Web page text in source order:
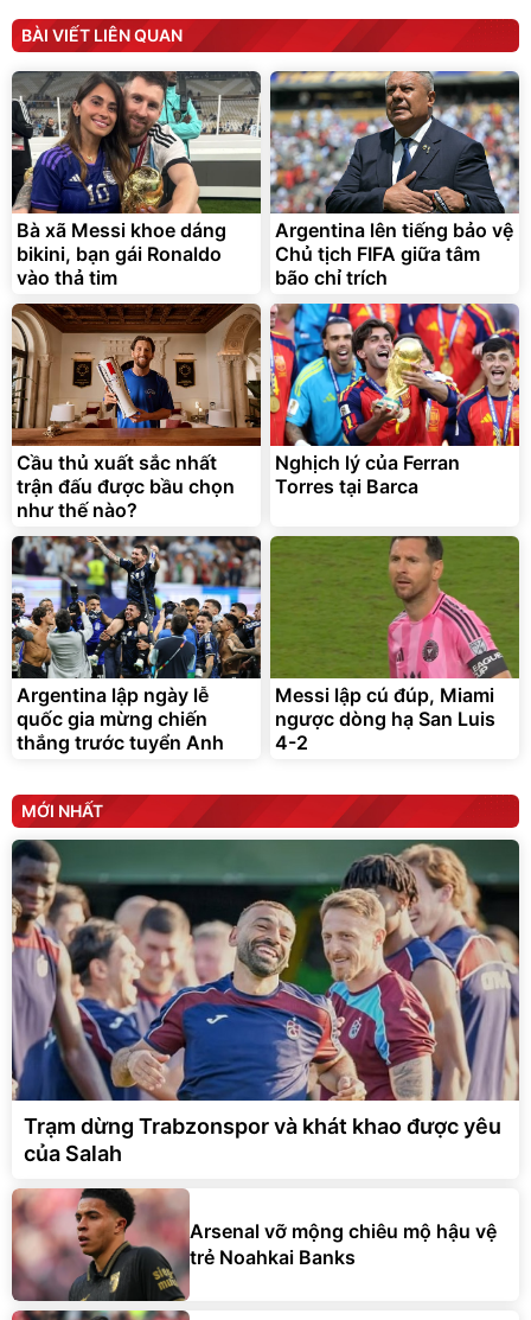
Bạt phủ xe ô tô cao cấp,
tráng nhôm 03 lớp
392.000đ
325.000đ
Đã bán nhiều
Xe đạp điện trợ lực G-
Force C14 gấp gọn bỏ cốp
tiện lợi
9.900.000đ
7.092.000đ
Đang xem nhiều
G-FORCE VIETNA
BÀI VIẾT LIÊN QUAN
Bà xã Messi khoe dáng
bikini, bạn gái Ronaldo
vào thả tim
Argentina lên tiếng bảo vệ
Chủ tịch FIFA giữa tâm
bão chỉ trích
Cầu thủ xuất sắc nhất
trận đấu được bầu chọn
như thế nào?
Nghịch lý của Ferran
Torres tại Barca
Argentina lập ngày lễ
quốc gia mừng chiến
thắng trước tuyển Anh
Messi lập cú đúp, Miami
ngược dòng hạ San Luis
4-2
MỚI NHẤT
Trạm dừng Trabzonspor và khát khao được yêu
của Salah
Arsenal vỡ mộng chiêu mộ hậu vệ
trẻ Noahkai Banks